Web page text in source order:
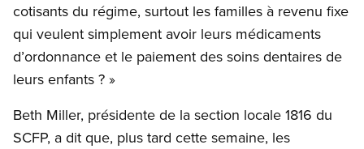
cotisants du régime, surtout les familles à revenu fixe
qui veulent simplement avoir leurs médicaments
d’ordonnance et le paiement des soins dentaires de
leurs enfants ? »
Beth Miller, présidente de la section locale 1816 du
SCFP, a dit que, plus tard cette semaine, les